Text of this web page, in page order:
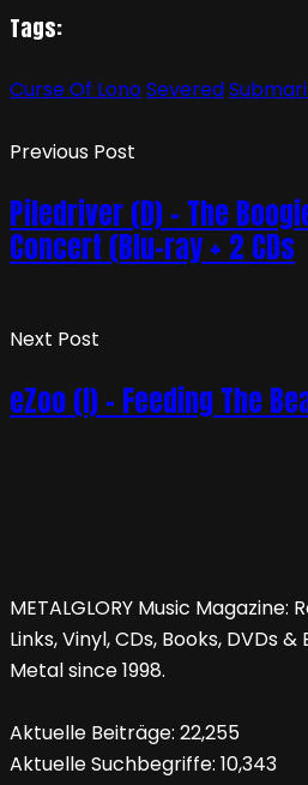
Tags:
Curse Of Lono Severed
Previous Post
Piledriver (D) – The
Concert (Blu-ray + 2 CDs
Next Post
eZoo (I) – Feeding The
METALGLORY Music Magazine:
Links, Vinyl, CDs, Books, DVDs
Metal since 1998.
Aktuelle Beiträge: 22,255
Aktuelle Suchbegriffe: 10,343